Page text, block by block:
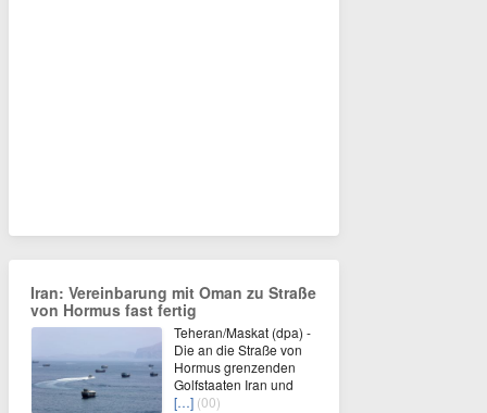
Iran: Vereinbarung mit Oman zu Straße
von Hormus fast fertig
Teheran/Maskat (dpa) -
Die an die Straße von
Hormus grenzenden
Golfstaaten Iran und
[…] (00)